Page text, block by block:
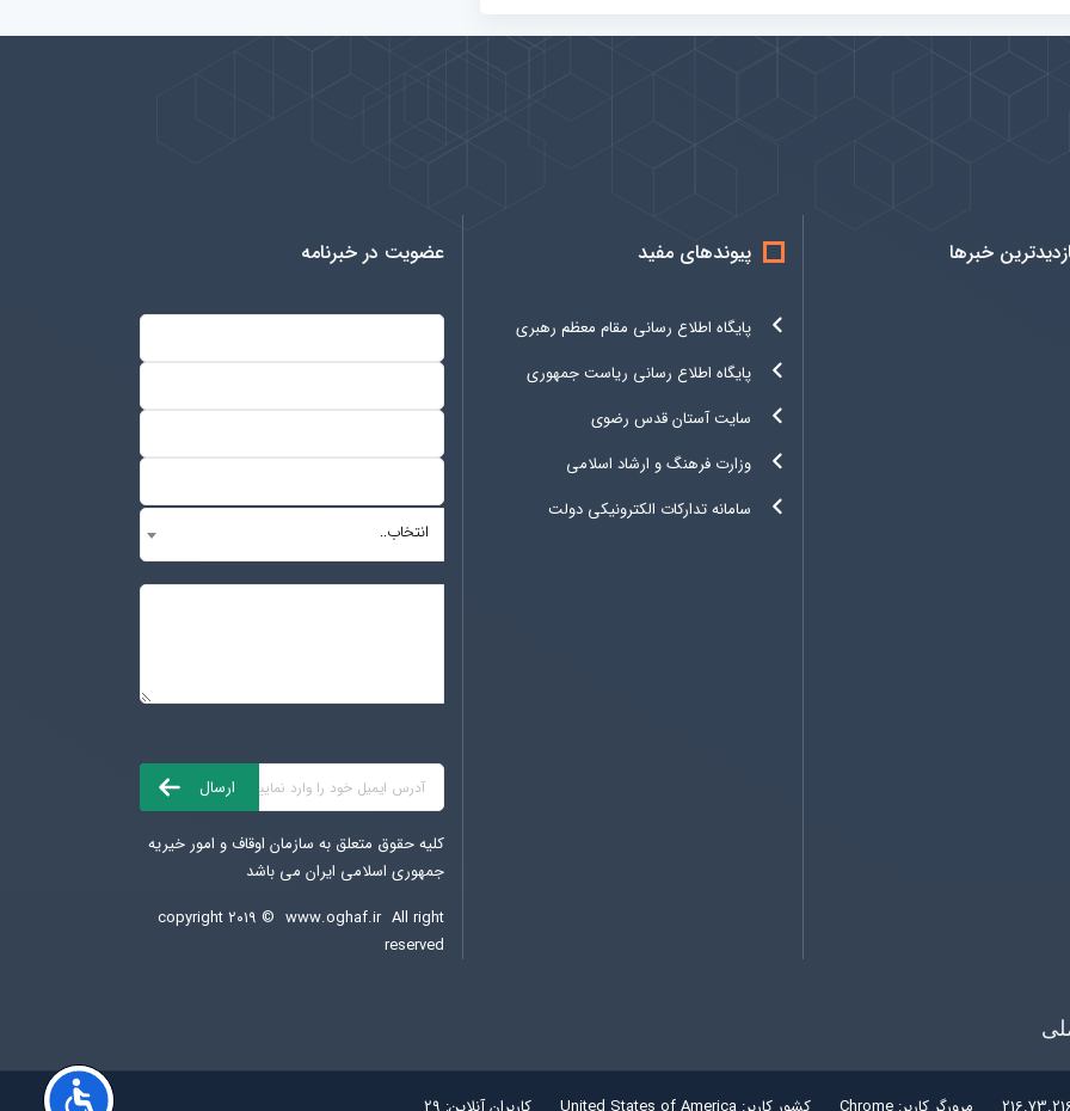
خبرها پیوندهای مفید
پایگاه اطلاع رسانی مقام معظم رهبری
پایگاه اطلاع رسانی ریاست جمهوری
سایت آستان قدس رضوی
وزارت فرهنگ و ارشاد اسلامی
سامانه تدارکات الکترونیکی دولت
عضویت در خبرنامه
انتخاب..
کلیه حقوق متعلق به سازمان اوقاف و امور خیریه
جمهوری اسلامی ایران می باشد
copyright ۲۰۱۹ © www.oghaf.ir All right
reserved